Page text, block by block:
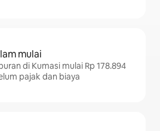
mulai
di Kumasi mulai Rp 178.894
pajak dan biaya